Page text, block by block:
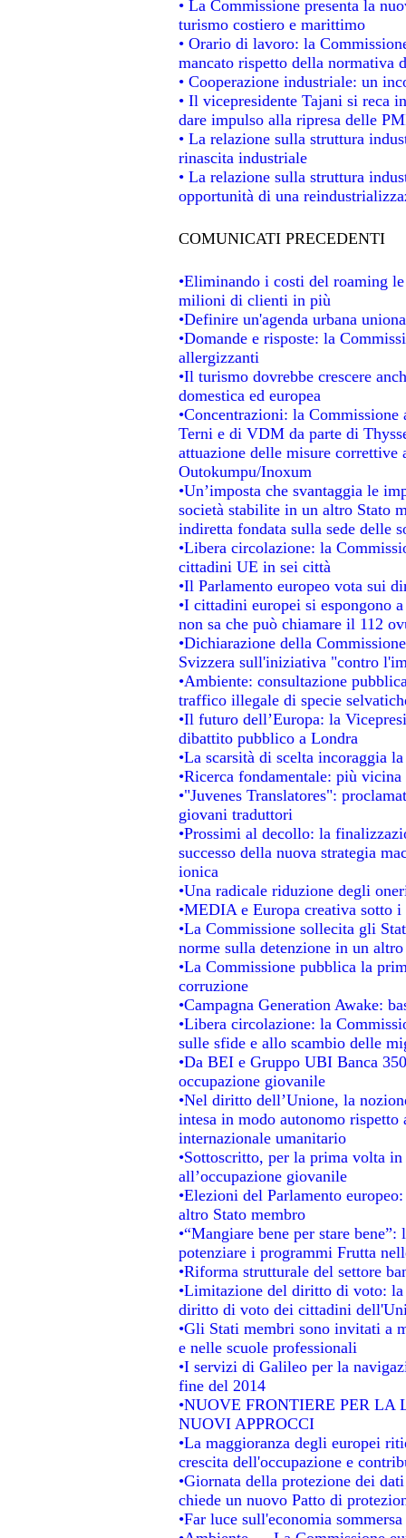
• La Commissione presenta la
turismo costiero e marittimo
• Orario di lavoro: la
mancato rispetto della normativa
• Cooperazione industriale: un
• Il vicepresidente Tajani si reca
dare impulso alla ripresa delle
• La relazione sulla struttura
rinascita industriale
• La relazione sulla struttura
opportunità di una
COMUNICATI PRECEDENTI
•Eliminando i costi del roaming
milioni di clienti in più
•Definire un'agenda urbana
•Domande e risposte: la
allergizzanti
•Il turismo dovrebbe crescere
domestica ed europea
•Concentrazioni: la
Terni e di VDM da parte di
attuazione delle misure correttive
Outokumpu/Inoxum
•Un’imposta che svantaggia le
società stabilite in un altro Stato
indiretta fondata sulla sede delle
•Libera circolazione: la
cittadini UE in sei città
•Il Parlamento europeo vota sui
•I cittadini europei si espongono
non sa che può chiamare il 112
•Dichiarazione della
Svizzera sull'iniziativa "contro
•Ambiente: consultazione
traffico illegale di specie
•Il futuro dell’Europa: la
dibattito pubblico a Londra
•La scarsità di scelta incoraggia
•Ricerca fondamentale: più
•"Juvenes Translatores":
giovani traduttori
•Prossimi al decollo: la
successo della nuova strategia
ionica
•Una radicale riduzione degli
•MEDIA e Europa creativa sotto
•La Commissione sollecita gli
norme sulla detenzione in un altro
•La Commissione pubblica la
corruzione
•Campagna Generation Awake:
•Libera circolazione: la
sulle sfide e allo scambio delle
•Da BEI e Gruppo UBI Banca
occupazione giovanile
•Nel diritto dell’Unione, la
intesa in modo autonomo
internazionale umanitario
•Sottoscritto, per la prima volta
all’occupazione giovanile
•Elezioni del Parlamento
altro Stato membro
•“Mangiare bene per stare
potenziare i programmi Frutta
•Riforma strutturale del settore
•Limitazione del diritto di voto:
diritto di voto dei cittadini
•Gli Stati membri sono invitati a
e nelle scuole professionali
•I servizi di Galileo per la
fine del 2014
•NUOVE FRONTIERE PER
NUOVI APPROCCI
•La maggioranza degli europei
crescita dell'occupazione e
•Giornata della protezione dei
chiede un nuovo Patto di
•Far luce sull'economia